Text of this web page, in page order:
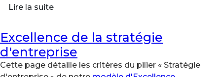
Lire la suite
Excellence de la stratégie
d'entreprise
Cette page détaille les critères du pilier « Stratégie